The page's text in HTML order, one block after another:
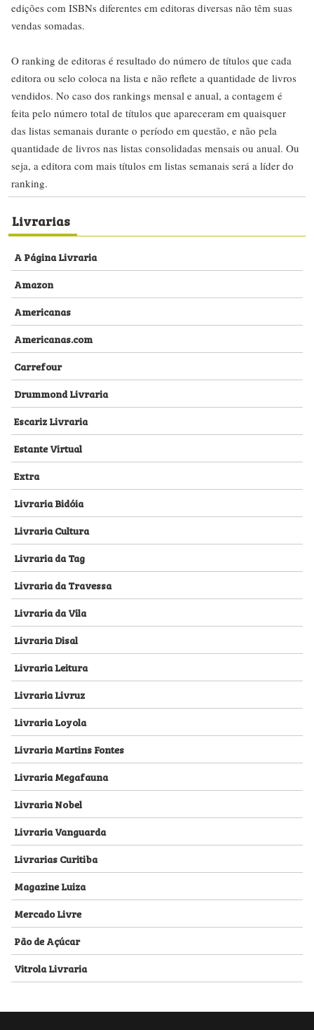
edições com ISBNs diferentes em editoras diversas não têm suas
vendas somadas.
O ranking de editoras é resultado do número de títulos que cada
editora ou selo coloca na lista e não reflete a quantidade de livros
vendidos. No caso dos rankings mensal e anual, a contagem é
feita pelo número total de títulos que apareceram em quaisquer
das listas semanais durante o período em questão, e não pela
quantidade de livros nas listas consolidadas mensais ou anual. Ou
seja, a editora com mais títulos em listas semanais será a líder do
ranking.
Livrarias
A Página Livraria
Amazon
Americanas
Americanas.com
Carrefour
Drummond Livraria
Escariz Livraria
Estante Virtual
Extra
Livraria Bidóia
Livraria Cultura
Livraria da Tag
Livraria da Travessa
Livraria da Vila
Livraria Disal
Livraria Leitura
Livraria Livruz
Livraria Loyola
Livraria Martins Fontes
Livraria Megafauna
Livraria Nobel
Livraria Vanguarda
Livrarias Curitiba
Magazine Luiza
Mercado Livre
Pão de Açúcar
Vitrola Livraria